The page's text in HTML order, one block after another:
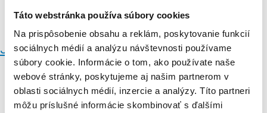
Táto webstránka používa súbory cookies
Na prispôsobenie obsahu a reklám, poskytovanie funkcií
sociálnych médií a analýzu návštevnosti používame
súbory cookie. Informácie o tom, ako používate naše
webové stránky, poskytujeme aj našim partnerom v
oblasti sociálnych médií, inzercie a analýzy. Títo partneri
môžu príslušné informácie skombinovať s ďalšími
Júnová povodeň na dunaji v roku 2013